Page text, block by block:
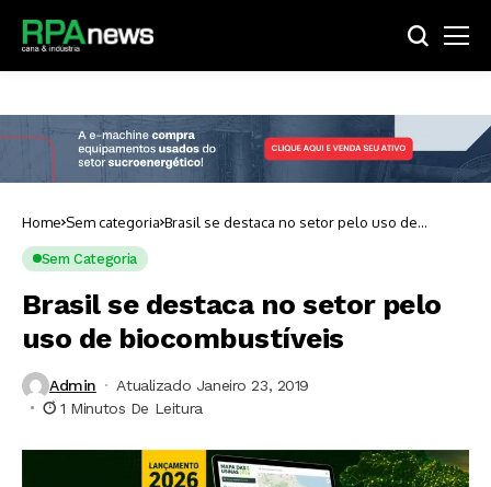
Home Sem categoria Brasil se destaca no setor pelo uso de
Sem Categoria
Brasil se destaca no setor pelo
uso de biocombustíveis
Admin
Atualizado Janeiro 23, 2019
1 Minutos De Leitura